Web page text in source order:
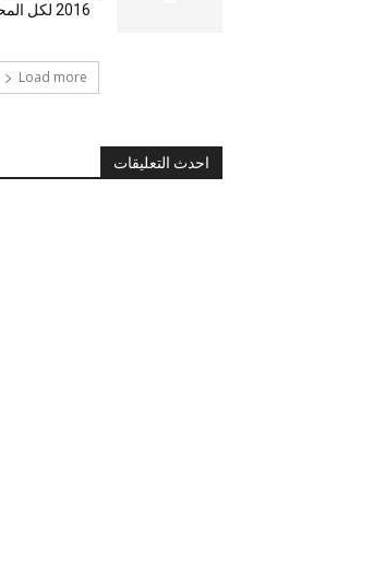
2016 لكل المحافظات – موجز مصر
Load more
احدث التعليقات